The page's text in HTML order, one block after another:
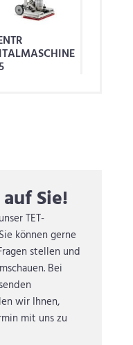
Sie!
TET-
können gerne
stellen und
Bei
wir Ihnen,
mit uns zu